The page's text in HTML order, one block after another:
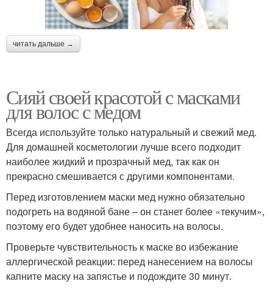
читать дальше →
Сияй своей красотой с масками
для волос с медом
Всегда используйте только натуральный и свежий мед.
Для домашней косметологии лучше всего подходит
наиболее жидкий и прозрачный мед, так как он
прекрасно смешивается с другими компонентами.
Перед изготовлением маски мед нужно обязательно
подогреть на водяной бане – он станет более «текучим»,
поэтому его будет удобнее наносить на волосы.
Проверьте чувствительность к маске во избежание
аллергической реакции: перед нанесением на волосы
капните маску на запястье и подождите 30 минут.